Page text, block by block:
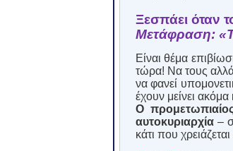
Ξεσπάει όταν
Μετάφραση:
Είναι θέμα
τώρα! Να τους
να φανεί
έχουν μείνει
Ο
αυτοκυριαρχία–
κάτι που